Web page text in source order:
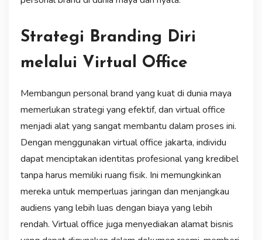
Strategi Branding Diri
melalui Virtual Office
Membangun personal brand yang kuat di dunia maya
memerlukan strategi yang efektif, dan virtual office
menjadi alat yang sangat membantu dalam proses ini.
Dengan menggunakan virtual office jakarta, individu
dapat menciptakan identitas profesional yang kredibel
tanpa harus memiliki ruang fisik. Ini memungkinkan
mereka untuk memperluas jaringan dan menjangkau
audiens yang lebih luas dengan biaya yang lebih
rendah. Virtual office juga menyediakan alamat bisnis